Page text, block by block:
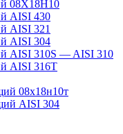
08Х18Н10
AISI 430
AISI 321
AISI 304
AISI 310S — AISI 310
AISI 316T
08х18н10т
AISI 304